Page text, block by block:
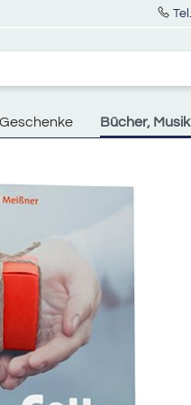
Geschenke Bücher, Musik